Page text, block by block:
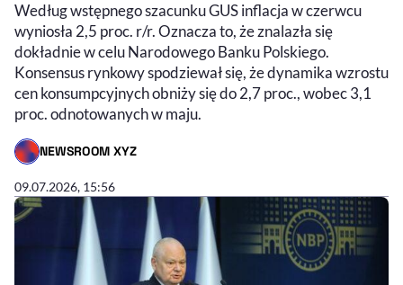
Według wstępnego szacunku GUS inflacja w czerwcu
wyniosła 2,5 proc. r/r. Oznacza to, że znalazła się
dokładnie w celu Narodowego Banku Polskiego.
Konsensus rynkowy spodziewał się, że dynamika wzrostu
cen konsumpcyjnych obniży się do 2,7 proc., wobec 3,1
proc. odnotowanych w maju.
NEWSROOM XYZ
- AUTOR ARTYKUŁU - PROFIL
09.07.2026, 15:56